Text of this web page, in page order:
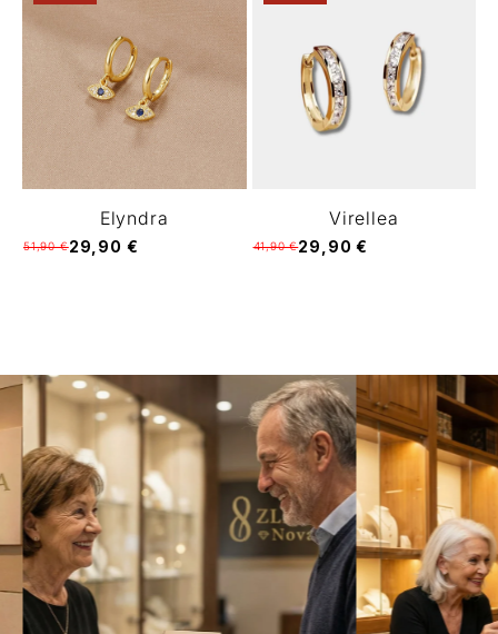
Elyndra
51,90 €29,90 €
Virellea
41,90 €29,90 €